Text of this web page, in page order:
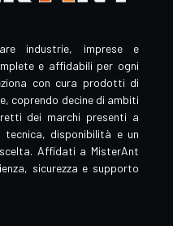
industrie, imprese e
e affidabili per ogni
con cura prodotti di
coprendo decine di ambiti
dei marchi presenti a
disponibilità e un
Affidati a MisterAnt
sicurezza e supporto